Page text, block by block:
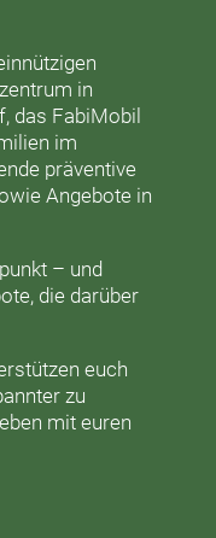
in
das FabiMobil
im
präventive
Angebote in
– und
die darüber
euch
zu
mit euren